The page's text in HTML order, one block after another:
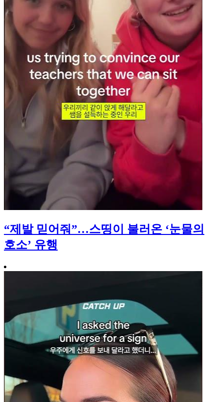
“제발 믿어줘”…스띵이 불러온 ‘눈물의
호소’ 유행